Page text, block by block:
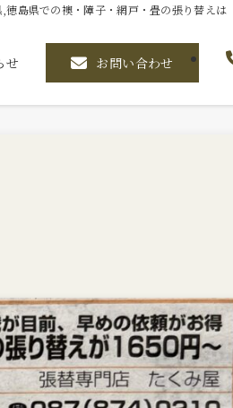
徳島県での襖・障子・網戸・畳の張り替えは
せ お問い合わせ